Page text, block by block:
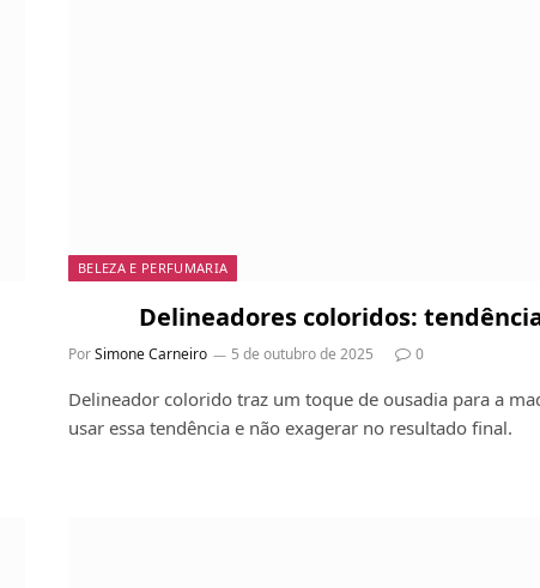
BELEZA E PERFUMARIA
Delineadores coloridos:
PorSimone Carneiro 5 de outubro de 2025 0
Delineador colorido traz um toque de ousadia para a
usar essa tendência e não exagerar no resultado final.